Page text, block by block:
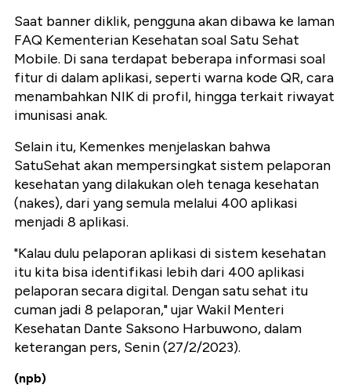
Saat banner diklik, pengguna akan dibawa ke laman
FAQ Kementerian Kesehatan soal Satu Sehat
Mobile. Di sana terdapat beberapa informasi soal
fitur di dalam aplikasi, seperti warna kode QR, cara
menambahkan NIK di profil, hingga terkait riwayat
imunisasi anak.
Selain itu, Kemenkes menjelaskan bahwa
SatuSehat akan mempersingkat sistem pelaporan
kesehatan yang dilakukan oleh tenaga kesehatan
(nakes), dari yang semula melalui 400 aplikasi
menjadi 8 aplikasi.
"Kalau dulu pelaporan aplikasi di sistem kesehatan
itu kita bisa identifikasi lebih dari 400 aplikasi
pelaporan secara digital. Dengan satu sehat itu
cuman jadi 8 pelaporan," ujar Wakil Menteri
Kesehatan Dante Saksono Harbuwono, dalam
keterangan pers, Senin (27/2/2023).
(npb)